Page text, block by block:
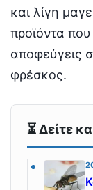
και λίγη
προϊόντα
αποφεύγεις
φρέσκος.
⏳ Δείτε